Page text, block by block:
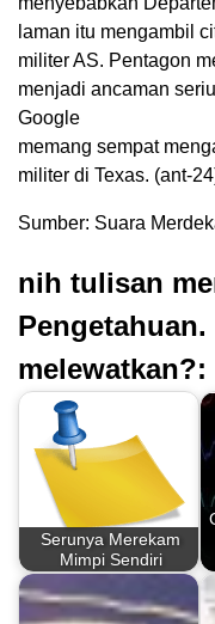
laman itu mengambil
militer AS. Pentagon
menjadi ancaman
Google
memang sempat
militer di Texas. (ant-
Sumber: Suara
nih tulisan
Pengetahuan.
melewatkan?:
Serunya Merekam
Mimpi Sendiri